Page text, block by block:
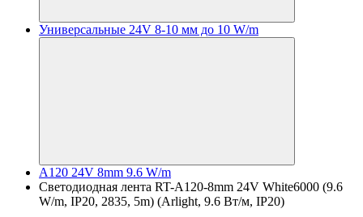
Универсальные 24V 8-10 мм до 10 W/m
A120 24V 8mm 9.6 W/m
Светодиодная лента RT-A120-8mm 24V White6000 (9.6
W/m, IP20, 2835, 5m) (Arlight, 9.6 Вт/м, IP20)